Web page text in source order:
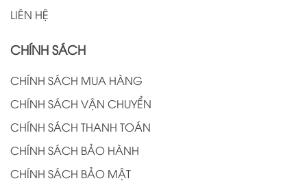
LIÊN HỆ
CHÍNH SÁCH
CHÍNH SÁCH MUA HÀNG
CHÍNH SÁCH VẬN CHUYỂN
CHÍNH SÁCH THANH TOÁN
CHÍNH SÁCH BẢO HÀNH
CHÍNH SÁCH BẢO MẬT